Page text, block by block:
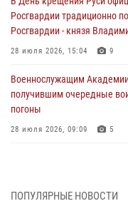
Росгвардии традиционно
Росгвардии - князя
28 июля 2026, 15:04 9
Военнослужащим
получившим очередные
погоны
28 июля 2026, 09:09 5
27 июля 2026, 14:49 7
ПОПУЛЯРНЫЕ НОВОСТИ